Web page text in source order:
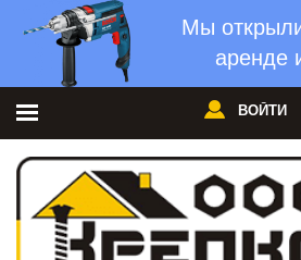
Мы
аренде
ВОЙТИ